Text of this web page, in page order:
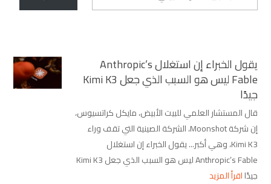
يقول الخبراء إن استغلال Anthropic’s
Fable ليس هو السبب الذي جعل Kimi K3
جيدًا
قال المستشار العلمي للبيت الأبيض، مايكل كراتسيوس،
إن شركة Moonshot، الشركة الصينية التي تقف وراء
Kimi K3، وهي أكبر... يقول الخبراء إن استغلال
Anthropic’s Fable ليس هو السبب الذي جعل Kimi K3
جيدًااقرأ المزيد